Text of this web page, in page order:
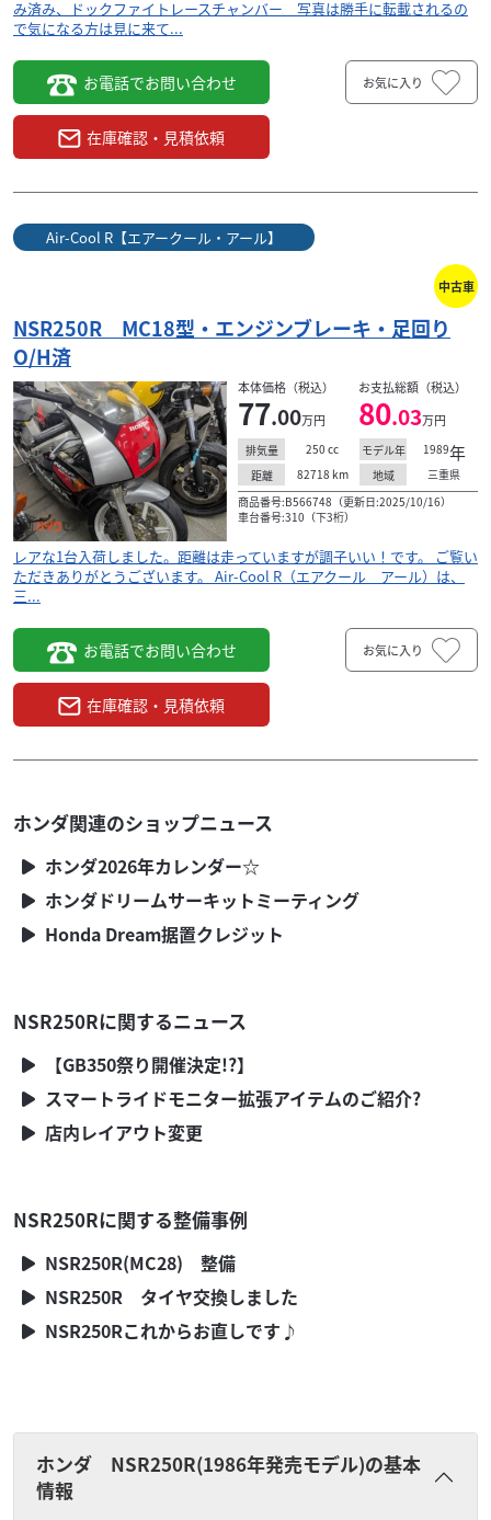
み済み、ドックファイトレースチャンバー 写真は勝手に転載されるの
で気になる方は見に来て...
お電話でお問い合わせ
在庫確認・見積依頼
お気に入り
Air-Cool R【エアークール・アール】
中古車
NSR250R MC18型・エンジンブレーキ・足回り
O/H済
本体価格（税込）
77.00万円
お支払総額（税込）
80.03万円
排気量 250 cc モデル年 1989年
距離 82718 km 地域
三重県
商品番号:B566748（更新日:2025/10/16）
車台番号:310（下3桁）
レアな1台入荷しました。距離は走っていますが調子いい！です。 ご覧い
ただきありがとうございます。 Air-Cool R（エアクール アール）は、
三...
お電話でお問い合わせ
在庫確認・見積依頼
お気に入り
ホンダ関連のショップニュース
ホンダ2026年カレンダー☆
ホンダドリームサーキットミーティング
Honda Dream据置クレジット
NSR250Rに関するニュース
【GB350祭り開催決定!?】
スマートライドモニター拡張アイテムのご紹介?
店内レイアウト変更
NSR250Rに関する整備事例
NSR250R(MC28) 整備
NSR250R タイヤ交換しました
NSR250Rこれからお直しです♪
ホンダ NSR250R(1986年発売モデル)の基本
情報